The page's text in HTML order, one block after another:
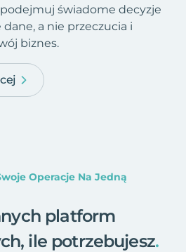
świadome decyzje
a nie przeczucia i
biznes.
Operacje Na Jedną
platform
ile potrzebujesz.